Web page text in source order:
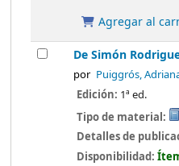
Agregar al
De Simón
por Puiggrós,
Edición: 1ª ed.
Tipo de material:
Detalles de
Disponibilidad: